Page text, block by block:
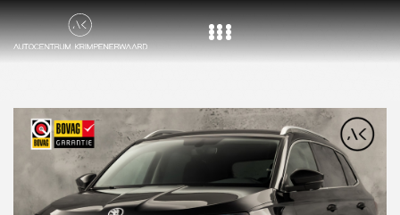
Aanbod
Diensten
Over ons